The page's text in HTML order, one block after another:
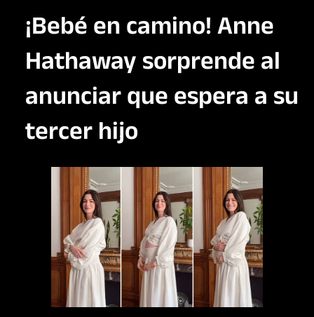
¡Bebé en camino! Anne
Hathaway sorprende al
anunciar que espera a su
tercer hijo